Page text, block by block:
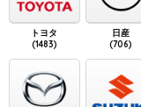
トヨタ
(1483)
日産
(706)